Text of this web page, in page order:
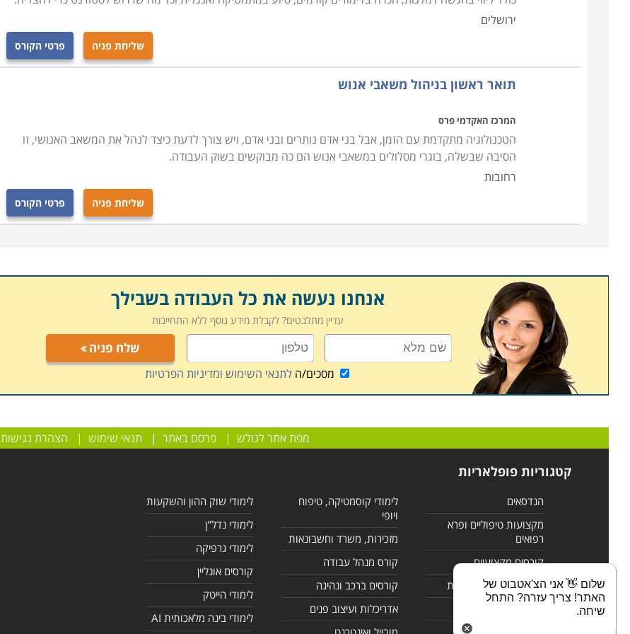
ירושלים
שליחת פניה פרטי הקורס
תואר ראשון בניהול משאבי אנוש
המרכז האקדמי פרס
הטכנולוגיה מתקדמת עם הזמן, אבל בני אדם נותרים ובני אדם, ויש צורך לדעת כיצד לנהל את המשאב האנושי, זו
הסיבה שבשלה, בוגרי מסלולים במשאבי אנוש הם כה מבוקשים בשוק העבודה.
רחובות
שליחת פניה פרטי הקורס
אנחנו נעשה את כל העבודה בשבילך
עדיין מתלבטים? לקבלת מידע נוסף ללא התחייבות
שלח פניה
מסכים/הלתנאי השימוש ומדיניות הפרטיות
מפת אתר לגולש |פרסם באתר | תנאי שימוש | הצהרת נגישות
קטגוריות פופלאריות
הנדסאים
מקצועות טיפוליים ופרא
רפואים
קורסים מקצועיים
לימודי מחשבים ורשתות
לימודי קוסמטיקה, טיפוח
ויופי
מזכירות, משרד וחשבונאות
קורס מנהל עבודה
קורסים ברכב ונהיגה
אדריכלות ועיצוב פנים
לימודי שוק ההון והשקעות
לימודי נדל"ן
לימודי גרפיקה
קורסים אונליין
לימודי הייטק
לימודי בינה מלאכותית AI
שלום 👋 אני הצ'אטבוט של
האתר! צריך עזרה? התחל
שיחה.